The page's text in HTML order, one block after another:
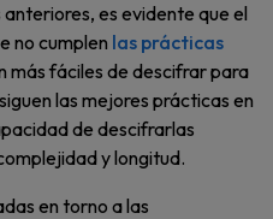
es evidente que el
no cumplen las prácticas
más fáciles de descifrar para
las mejores prácticas en
de descifrarlas
y longitud.
en torno a las